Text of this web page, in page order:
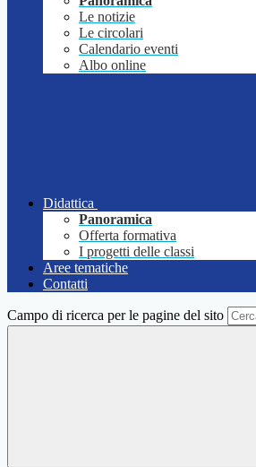
Le notizie
Le circolari
Calendario eventi
Albo online
Didattica
Panoramica
Offerta formativa
I progetti delle classi
Aree tematiche
Contatti
Campo di ricerca per le pagine del sito